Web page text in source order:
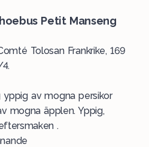
Petit Manseng
Tolosan Frankrike, 169
yppig av mogna persikor
mogna äpplen. Yppig,
.